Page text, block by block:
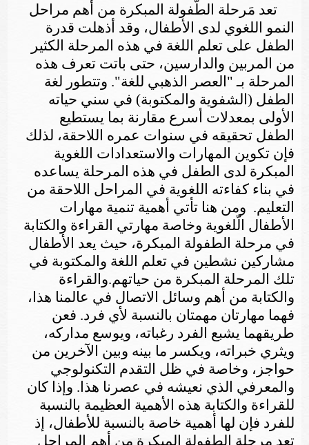
تعد مَرحلة الطّفولة المبكرة من أهم مراحل
النمو اللغوي لدى الأطفال، وقد أذهلت قدرة
الطفل على تعلم اللغة في هذه المرحلة الكثير
من المربين والدارسين، حتى باتت تعرف هذه
المرحلة بـ "العصر الذهبي للغة". وتتطور لغة
الطفل (الشفوية والمكتوبة) في سني حياته
الأولى بمعدلات أسرع مقارنة بما يستطيع
الطفل تحقيقه في سنوات عمره اللاحقة، لذلك
فإن تكوين المهارات والاستعدادات اللغوية
المبكرة لدى الطفل في هذه المرحلة يساعده
في بناء كفاءته اللغوية في المراحل اللاحقة من
التعليم. ومن هنا تأتي أهمية تنمية مهارات
الأطفال الّلغوية وخاصة مهارتي القراءة والكتابة
في مرحلة الطفولة المبكرة، حيث يعد الأطفال
مشاركين نشطين في تعلم اللغة والمكتوبة في
تلك المرحلة المبكرة من حياتهم.و القراءة
والكتابة من أهم وسائل الاتصال في عالمنا هذا،
فهما مهارتان مهمتان بالنسبة لأي فرد. فعن
طريقهما يشبع الفرد رغباته، ويوسع مداركه،
ويثري خبراته، ويكسر ما بينه وبين الآخرين من
حواجز، وخاصة في ظل التقدم التكنولوجي
والمعرفي الذي نعيشه في عصرنا هذا. وإذا كان
للقراءة والكتابة هذه الأهمية العظيمة بالنسبة
للفرد فإن لها أهمية خاصة بالنسبة للأطفال، إذ
تعد مرحلة الطفولة المبكرة من أهم المراحل